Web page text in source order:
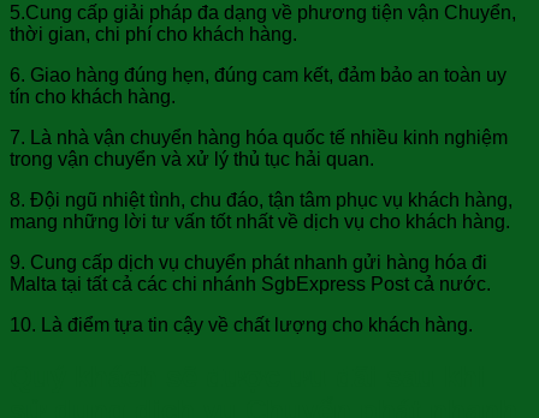
5.Cung cấp giải pháp đa dạng về phương tiện vận Chuyển,
thời gian, chi phí cho khách hàng.
6. Giao hàng đúng hẹn, đúng cam kết, đảm bảo an toàn uy
tín cho khách hàng.
7. Là nhà vận chuyển hàng hóa quốc tế nhiều kinh nghiệm
trong vận chuyển và xử lý thủ tục hải quan.
8. Đội ngũ nhiệt tình, chu đáo, tận tâm phục vụ khách hàng,
mang những lời tư vấn tốt nhất về dịch vụ cho khách hàng.
9. Cung cấp dịch vụ chuyển phát nhanh gửi hàng hóa đi
Malta tại tất cả các chi nhánh SgbExpress Post cả nước.
10. Là điểm tựa tin cậy về chất lượng cho khách hàng.